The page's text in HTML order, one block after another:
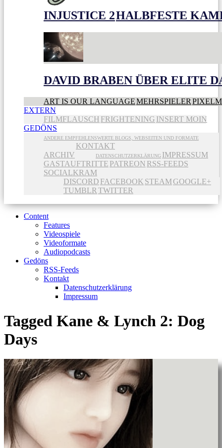
INJUSTICE 2HALBFESTE
DAVID BRABEN ÜBER ELITE
ART IS OUR LANGUAGEMEHRSPIELER
EXTERN
FILMFLAUSCH FRIGHTENING INSERT MOIN
GEDÖNS
ANDERE EMPFEHLENSWERTE BLOGS, WEBSEITEN UND FORMATE
ARCHIV
KONTAKT
DATENSCHUTZERKLÄRUNG IMPRESSUM
GASTAUFTRITTE PATREON RSS-FEEDS
SOCIALKRAM
DISCORD FACEBOOK STEAMGOOGLE+
TUMBLR TWITTER
Content
Features
Videospiele
Videoformate
Audiopodcasts
Gedöns
RSS-Feeds
Kontakt
Datenschutzerklärung
Impressum
Tagged Kane & Lynch 2: Dog
Days